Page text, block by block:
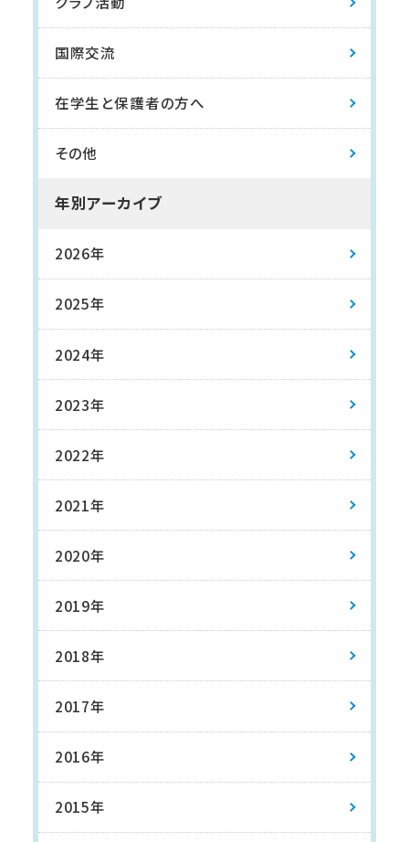
国際交流
在学生と保護者の方へ
その他
年別アーカイブ
2026年
2025年
2024年
2023年
2022年
2021年
2020年
2019年
2018年
2017年
2016年
2015年